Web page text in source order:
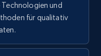
time, Digg
Comment
und
für qualitativ